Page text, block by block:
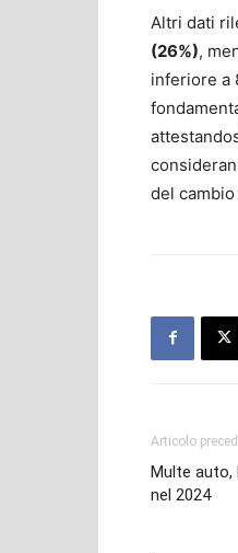
Altri dati
(26%),
inferiore a
del
Articolo
Multe auto,
nel 2024